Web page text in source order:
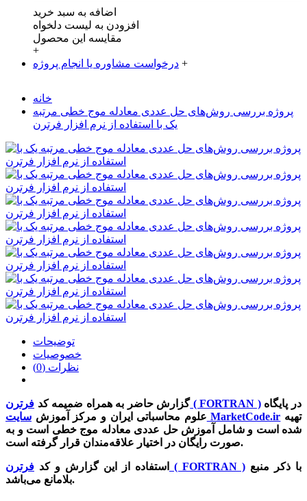
اضافه به سبد خرید
افزودن به لیست دلخواه
مقایسه این محصول
+
درخواست مشاوره یا انجام پروژه +
خانه
پروژه بررسی روش‌های حل عددی معادله موج خطی مرتبه
یک با استفاده از نرم افزار فرترن
توضیحات
خصوصیات
نظرات (0)
گزارش حاضر به همراه ضمیمه‌ کدفرترن ( FORTRAN )در پایگاه
علوم محاسباتی ایران و مرکز آموزش سایت MarketCode.ir
شده است و شامل آموزش حل عددی معادله‌ موج خطی است و به
صورت رایگان در اختیار علاقه‌مندان قرار گرفته‌ است.
استفاده از این گزارش و کد فرترن ( FORTRAN )
بلامانع می‌باشد.